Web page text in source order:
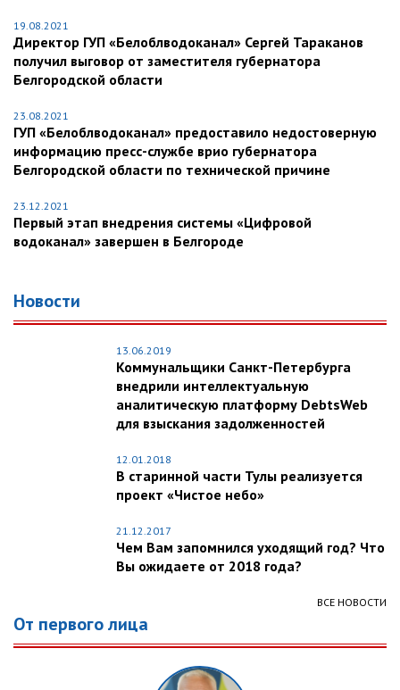
19.08.2021
Директор ГУП «Белоблводоканал» Сергей Тараканов
получил выговор от заместителя губернатора
Белгородской области
23.08.2021
ГУП «Белоблводоканал» предоставило недостоверную
информацию пресс-службе врио губернатора
Белгородской области по технической причине
23.12.2021
Первый этап внедрения системы «Цифровой
водоканал» завершен в Белгороде
Новости
13.06.2019
Коммунальщики Санкт-Петербурга
внедрили интеллектуальную
аналитическую платформу DebtsWeb
для взыскания задолженностей
12.01.2018
В старинной части Тулы реализуется
проект «Чистое небо»
21.12.2017
Чем Вам запомнился уходящий год? Что
Вы ожидаете от 2018 года?
ВСЕ НОВОСТИ
От первого лица